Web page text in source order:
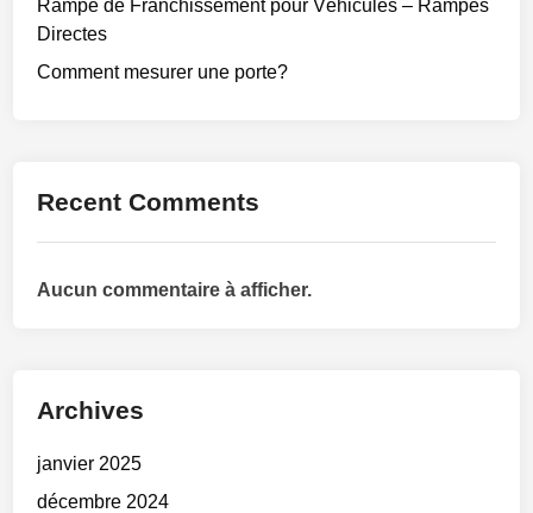
Rampe de Franchissement pour Véhicules – Rampes
Directes
Comment mesurer une porte?
Recent Comments
Aucun commentaire à afficher.
Archives
janvier 2025
décembre 2024